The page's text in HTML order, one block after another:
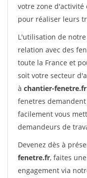
votre zone
pour réaliser leurs
L'utilisation de
relation avec des
toute la France et
soit votre secteur
à chantier-fenetre.fr
fenetres
facilement vous
demandeurs de
Devenez dès à
fenetre.fr, faites
engagement via